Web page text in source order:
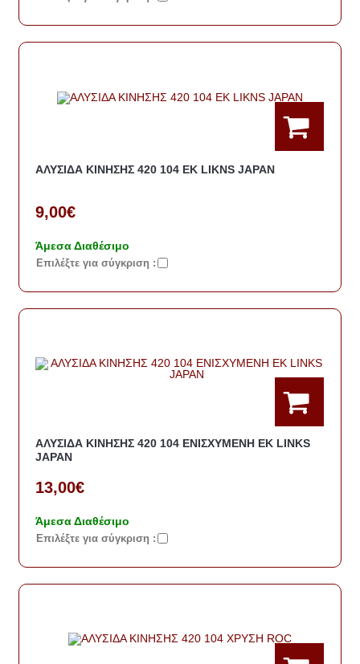
ΑΛΥΣΙΔΑ ΚΙΝΗΣΗΣ 420 104 ΕΚ LIKNS JAPAN
9,00€
Άμεσα Διαθέσιμο
Eπιλέξτε για σύγκριση :
ΑΛΥΣΙΔΑ ΚΙΝΗΣΗΣ 420 104 ΕΝΙΣΧΥΜΕΝΗ ΕΚ LINKS
JAPAN
13,00€
Άμεσα Διαθέσιμο
Eπιλέξτε για σύγκριση :